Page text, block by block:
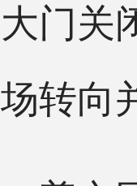
门关
转向